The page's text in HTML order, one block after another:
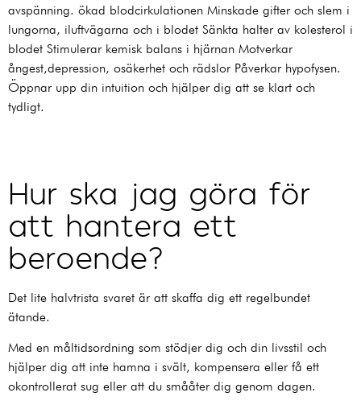
avspänning. ökad blodcirkulationen Minskade gifter och slem i
lungorna, iluftvägarna och i blodet Sänkta halter av kolesterol i
blodet Stimulerar kemisk balans i hjärnan Motverkar
ångest,depression, osäkerhet och rädslor Påverkar hypofysen.
Öppnar upp din intuition och hjälper dig att se klart och
tydligt.
Hur ska jag göra för
att hantera ett
beroende?
Det lite halvtrista svaret är att skaffa dig ett regelbundet
ätande.
Med en måltidsordning som stödjer dig och din livsstil och
hjälper dig att inte hamna i svält, kompensera eller få ett
okontrollerat sug eller att du smååter dig genom dagen.